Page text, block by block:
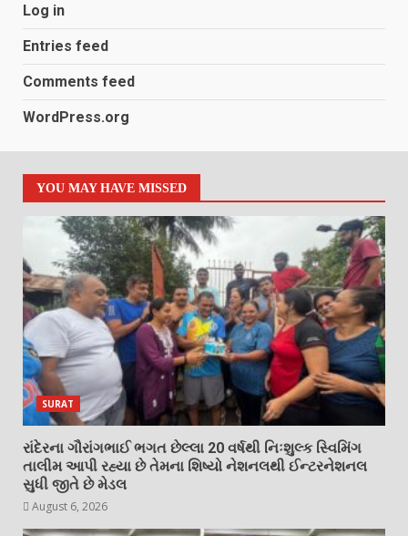
Log in
Entries feed
Comments feed
WordPress.org
YOU MAY HAVE MISSED
SURAT
રાંદેરના ગૌરાંગભાઈ ભગત છેલ્લા 20 વર્ષથી નિઃશુલ્ક સ્વિમિંગ
તાલીમ આપી રહ્યા છે તેમના શિષ્યો નેશનલથી ઈન્ટરનેશનલ
સુધી જીતે છે મેડલ
August 6, 2026